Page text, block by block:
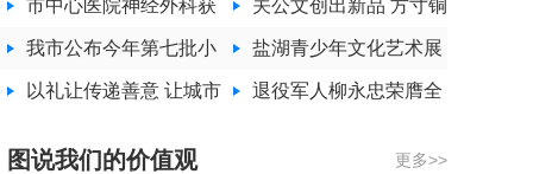
活动
春大赛收官 务更暖
市中心医院神经外科获
批国家临床重点专科建
设项目
关公文创出新品 方寸铜
器藏忠义
我市公布今年第七批小
区物业“红黑榜”
盐湖青少年文化艺术展
演收官
以礼让传递善意 让城市 退役军人柳永忠荣膺全
图说我们的价值观 更多>>